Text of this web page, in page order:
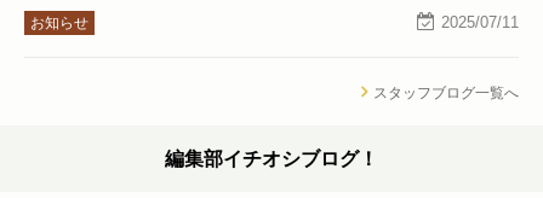
お知らせ 2025/07/11
スタッフブログ一覧へ
編集部イチオシブログ！